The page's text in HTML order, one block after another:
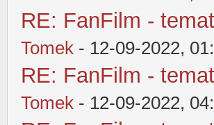
RE: FanFilm -
Tomek - 12-09-2022,
RE: FanFilm -
Tomek - 12-09-2022,